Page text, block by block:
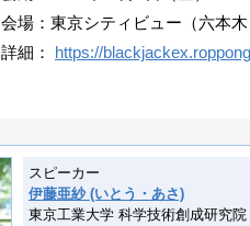
会場：東京シティビュー（六本木
詳細： https://
スピーカー
伊藤亜紗 (いとう・あさ)
東京工業大学 科学技術創成研究院